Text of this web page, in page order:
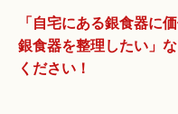
「自宅にある銀食器に
銀食器を整理したい」
ください！